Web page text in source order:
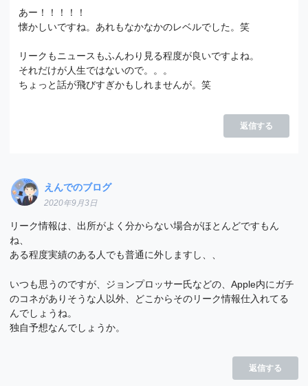
あー！！！！！
懐かしいですね。あれもなかなかのレベルでした。笑
リークもニュースもふんわり見る程度が良いですよね。
それだけが人生ではないので。。。
ちょっと話が飛びすぎかもしれませんが。笑
返信する
えんでのブログ
2020年9月3日
リーク情報は、出所がよく分からない場合がほとんどですもん
ね、
ある程度実績のある人でも普通に外しますし、、
いつも思うのですが、ジョンプロッサー氏などの、Apple内にガチ
のコネがありそうな人以外、どこからそのリーク情報仕入れてる
んでしょうね。
独自予想なんでしょうか。
返信する